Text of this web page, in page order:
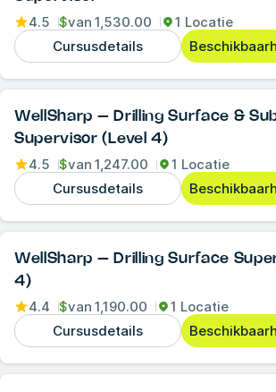
4.5 $van 1,530.00
1 Locatie
Cursusdetails
WellSharp – Drilling Surface &
Supervisor (Level 4)
4.5 $van 1,247.00
1 Locatie
Cursusdetails
WellSharp – Drilling Surface
4)
4.4 $van 1,190.00
1 Locatie
Cursusdetails